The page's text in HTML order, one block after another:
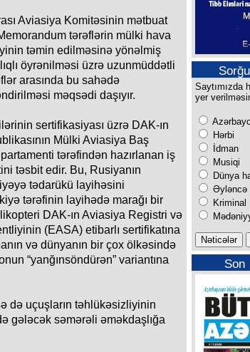
Aviasiya Komitəsinin mətbuat
tərəflərin mülki hava
təmin edilməsinə yönəlmiş
öyrənilməsi üzrə uzunmüddətli
arasında bu sahədə
məqsədi daşıyır.
sertifikasiyası üzrə DAK-ın
Mülki Aviasiya Baş
tərəfindən hazırlanan iş
təsbit edir. Bu, Rusiyanın
tədarükü layihəsini
tərəfinin layihədə marağı bir
DAK-ın Aviasiya Registri və
(EASA) etibarlı sertifikatına
və dünyanın bir çox ölkəsində
“yanğınsöndürən” variantına
də uçuşların təhlükəsizliyinin
gələcək səmərəli əməkdaşlığa
Sorğu
Saytımızda
yer
Hərbi
İdman
Musiqi
Dünya
Əyləncə
Kriminal
Son